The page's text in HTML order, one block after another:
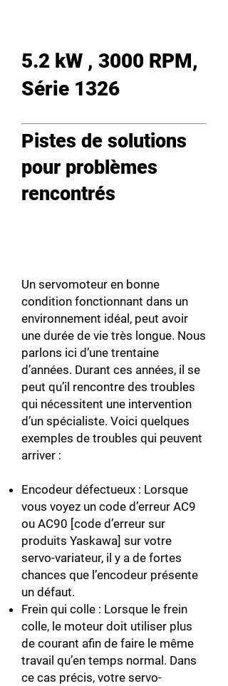
5.2 kW , 3000 RPM,
Série 1326
Pistes de solutions
pour problèmes
rencontrés
Un servomoteur en bonne
condition fonctionnant dans un
environnement idéal, peut avoir
une durée de vie très longue. Nous
parlons ici d’une trentaine
d’années. Durant ces années, il se
peut qu’il rencontre des troubles
qui nécessitent une intervention
d’un spécialiste. Voici quelques
exemples de troubles qui peuvent
arriver :
Encodeur défectueux : Lorsque
vous voyez un code d’erreur AC9
ou AC90 [code d’erreur sur
produits Yaskawa] sur votre
servo-variateur, il y a de fortes
chances que l’encodeur présente
un défaut.
Frein qui colle : Lorsque le frein
colle, le moteur doit utiliser plus
de courant afin de faire le même
travail qu’en temps normal. Dans
ce cas précis, votre servo-